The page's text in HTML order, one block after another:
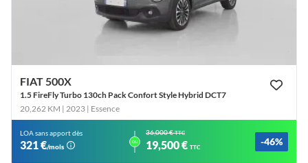
FIAT 500X
1.5 FireFly Turbo 130ch Pack Confort Style Hybrid DCT7
20,262 KM | 2023 | Essence
LOA sans apport dès
321 €/mois
ou
36,000 €TTC
19,500 € TTC -46%